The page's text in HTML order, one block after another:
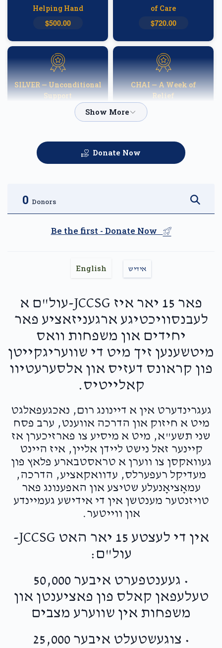
Helping Hand
$500.00
of Care
$720.00
SILVER — Unconditional
Support
CHAI — A Week of
Relief
$1,800.00
Donate Now
0 Donors
Be the first - Donate Now
English אידיש
פאר 15 יאר איז JCCSG-עול"ם א
לעבנסוויכטיגע ארגעניזאציע פאר
יחידים און משפחות וואס
מיטשענען זיך מיט די שוועריגקייטן
פון קראונס דעזיס און אלסערעטיוו
קאלייטיס.
געגרינדערט אין א דיינונג רום, נאכגעפאלגט
מיט א חיזוק און הדרכה אווענט, ערב פסח
שני תשע"א, מיט א מיסיע צו פארזיכערן אז
קיינער זאל נישט ליידן אליין, איז היינט
געוואקסן צו ווערן א טראסטבארע פלאץ פון
מעדיקל רעפערלס, עדוואקאציע, הדרכה,
עמאָציאָנעלע שטיצע און האפענונג פאר
טויזנטער מענטשן אין די אידישע געמיינדע
און ווייטער.
אין די לעצטע 15 יאר האט JCCSG-
עול"ם:
• געענטפערט איבער 50,000
טעלעפאן קאלס פון פאציענטן און
משפחות אין שווערע מצבים
• צוגעשטעלט איבער 25,000